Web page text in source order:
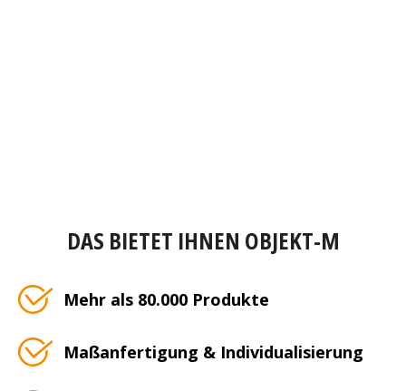
DAS BIETET IHNEN OBJEKT-M
Mehr als 80.000 Produkte
Maßanfertigung & Individualisierung